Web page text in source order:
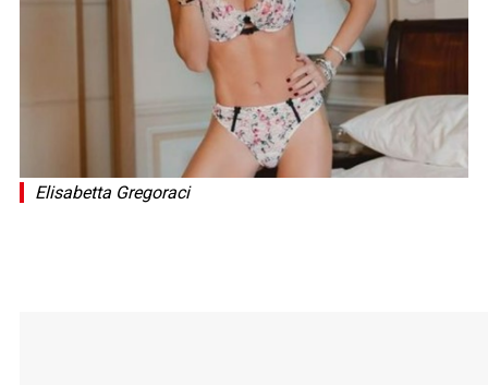
Elisabetta Gregoraci